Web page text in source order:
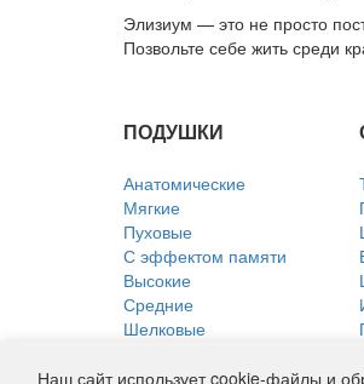
Элизиум — это не просто
Позвольте себе жить среди
ПОДУШКИ
Анатомические
Мягкие
Пуховые
С эффектом памяти
Высокие
Средние
Шелковые
Льняные
Наш сайт использует cookie-файлы и